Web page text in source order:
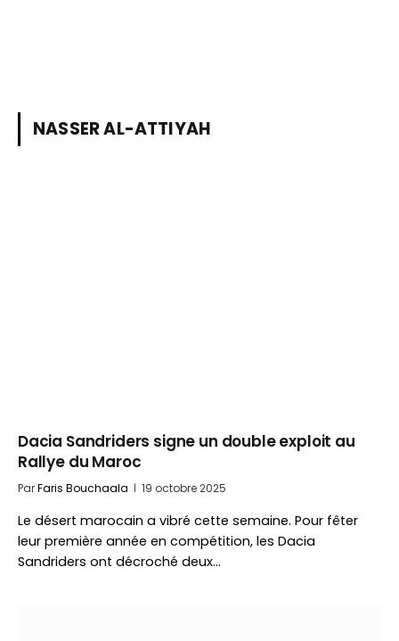
NASSER AL-ATTIYAH
Dacia Sandriders signe un double exploit au
Rallye du Maroc
ParFaris Bouchaala 19 octobre 2025
Le désert marocain a vibré cette semaine. Pour fêter
leur première année en compétition, les Dacia
Sandriders ont décroché deux…